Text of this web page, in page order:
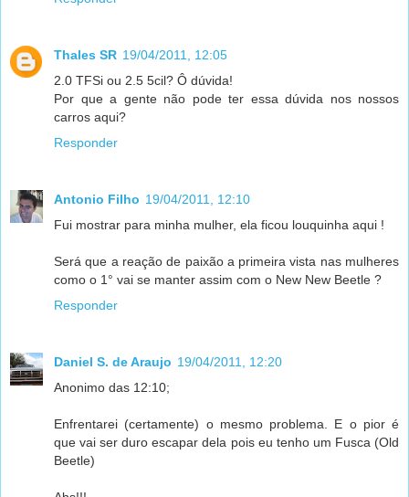
Thales SR 19/04/2011, 12:05
2.0 TFSi ou 2.5 5cil? Ô dúvida!
Por que a gente não pode ter essa dúvida nos nossos
carros aqui?
Responder
Antonio Filho 19/04/2011, 12:10
Fui mostrar para minha mulher, ela ficou louquinha aqui !
Será que a reação de paixão a primeira vista nas mulheres
como o 1° vai se manter assim com o New New Beetle ?
Responder
Daniel S. de Araujo 19/04/2011, 12:20
Anonimo das 12:10;
Enfrentarei (certamente) o mesmo problema. E o pior é
que vai ser duro escapar dela pois eu tenho um Fusca (Old
Beetle)